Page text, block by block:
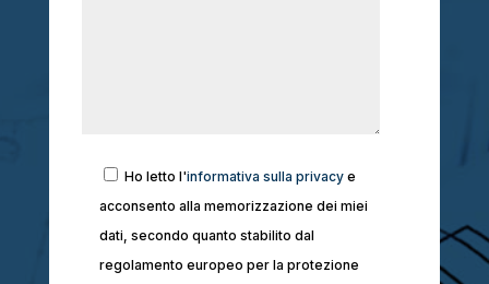
Ho letto l'informativa sulla privacye
acconsento alla memorizzazione dei miei
dati, secondo quanto stabilito dal
regolamento europeo per la protezione